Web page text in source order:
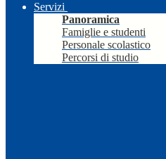
Servizi
Panoramica
Famiglie e studenti
Personale scolastico
Percorsi di studio